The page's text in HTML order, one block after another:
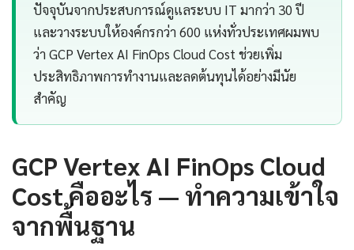
ปัจจุบันจากประสบการณ์ดูแลระบบ IT มากว่า 30 ปี
และวางระบบให้องค์กรกว่า 600 แห่งทั่วประเทศผมพบ
ว่า GCP Vertex AI FinOps Cloud Cost ช่วยเพิ่ม
ประสิทธิภาพการทำงานและลดต้นทุนได้อย่างมีนัย
สำคัญ
GCP Vertex AI FinOps Cloud
Cost คืออะไร — ทำความเข้าใจ
จากพื้นฐาน